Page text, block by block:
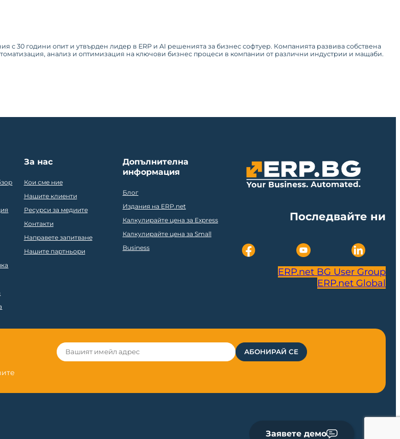
с 30 години опит и утвърден лидер в ERP и AI решенията за бизнес софтуер. Компанията развива собствена
анализ и оптимизация на ключови бизнес процеси в компании от различни индустрии и мащаби.
За нас
Кои сме ние
Нашите клиенти
Ресурси за медиите
Контакти
Направете запитване
Нашите партньори
Допълнителна
информация
Блог
Издания на ERP.net
Калкулирайте цена за Express
Калкулирайте цена за Small
Business
Последвайте ни
ERP.net BG User Group
ERP.net Global
Заявете демо